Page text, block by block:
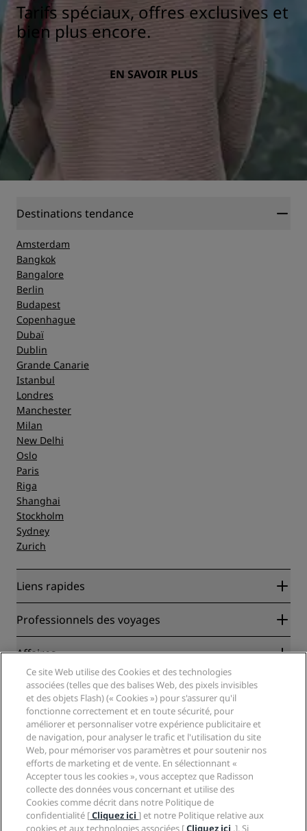
Tarifs spéciaux, offres exclusives et
bien plus encore.
EN SAVOIR PLUS
Destinations tendance
Amsterdam
Bangkok
Bangalore
Berlin
Budapest
Copenhague
Dubaï
Dublin
Grande Canarie
Istanbul
Londres
Manchester
Milan
New Delhi
Oslo
Paris
Riga
Shanghai
Stockholm
Sydney
Zurich
Liens rapides
Radisson Rewards
Blog
Nouveaux et futurs hôtels
Application Radisson Hotels
Hôtels adaptés aux sportifs
Hôtels adaptés aux Familles
Santé et sécurité
Professionnels des voyages
Partenaires
Agents de voyages
Affaires
Radisson Hotel Group
Médias
Carrières RHG
Carrières PPHE
Carrières EHL
The Club by RHG
Opportunités de développement
Entreprise responsable
Approvisionnement
Légal
Centre de confidentialité
Mentions légales
Conditions générales Radisson Rewards
Contrat d’utilisation du site
Accessibilité numérique
Déclaration sur l’esclavage moderne
Aide
Avis aux consommateurs
Contact
FAQ
Plan du site
Médias sociaux
Marques Radisson Hotels
Ce site Web utilise des Cookies et des technologies
associées (telles que des balises Web, des pixels invisibles
et des objets Flash) (« Cookies ») pour s'assurer qu'il
fonctionne correctement et en toute sécurité, pour
améliorer et personnaliser votre expérience publicitaire et
de navigation, pour analyser le trafic et l'utilisation du site
Web, pour mémoriser vos paramètres et pour soutenir nos
efforts de marketing et de vente. En sélectionnant «
Accepter tous les cookies », vous acceptez que Radisson
collecte des données vous concernant et utilise des
Cookies comme décrit dans notre Politique de
confidentialité [Cliquez ici] et notre Politique relative aux
cookies et aux technologies associées [Cliquez ici .]. Si